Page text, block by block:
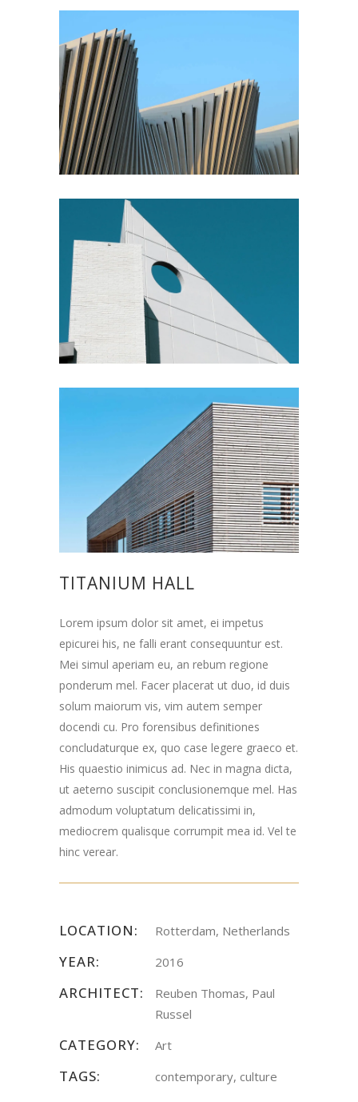
TITANIUM HALL
Lorem ipsum dolor sit amet, ei impetus
epicurei his, ne falli erant consequuntur est.
Mei simul aperiam eu, an rebum regione
ponderum mel. Facer placerat ut duo, id duis
solum maiorum vis, vim autem semper
docendi cu. Pro forensibus definitiones
concludaturque ex, quo case legere graeco et.
His quaestio inimicus ad. Nec in magna dicta,
ut aeterno suscipit conclusionemque mel. Has
admodum voluptatum delicatissimi in,
mediocrem qualisque corrumpit mea id. Vel te
hinc verear.
LOCATION: Rotterdam, Netherlands
YEAR: 2016
ARCHITECT:
Reuben Thomas, Paul
Russel
CATEGORY: Art
TAGS: contemporary, culture